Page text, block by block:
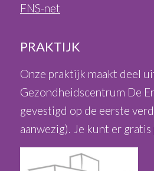
FNS-net
PRAKTIJK
Onze praktijk maakt deel
Gezondheidscentrum De
gevestigd op de eerste
aanwezig). Je kunt er gratis